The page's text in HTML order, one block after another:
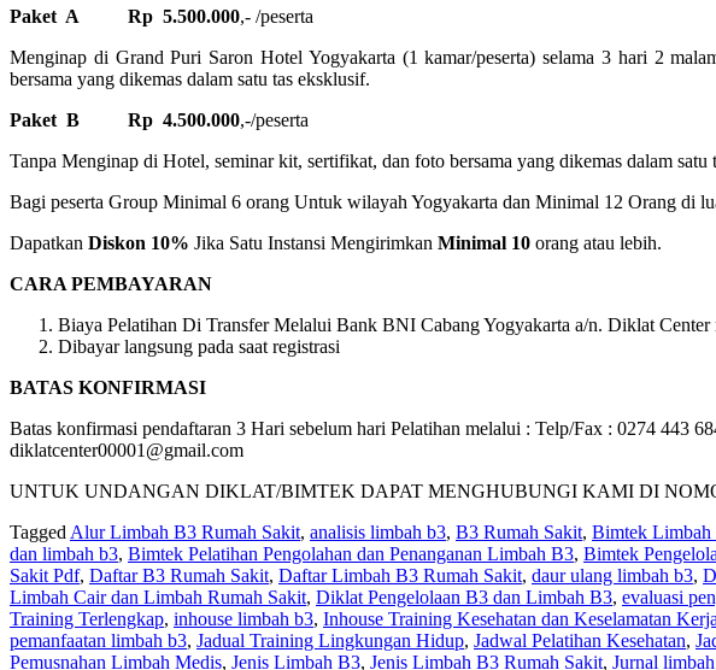
Paket A Rp 5.500.000,- /peserta
Menginap di Grand Puri Saron Hotel Yogyakarta (1 kamar/peserta) selama 3 hari 2
bersama yang dikemas dalam satu tas eksklusif.
Paket B Rp 4.500.000,-/peserta
Tanpa Menginap di Hotel, seminar kit, sertifikat, dan foto bersama yang dikemas dalam
Bagi peserta Group Minimal 6 orang Untuk wilayah Yogyakarta dan Minimal 12 Orang di
Dapatkan Diskon 10% Jika Satu Instansi Mengirimkan Minimal 10 orang atau lebih.
CARA PEMBAYARAN
Biaya Pelatihan Di Transfer Melalui Bank BNI Cabang Yogyakarta a/n. Diklat Center
Dibayar langsung pada saat registrasi
BATAS KONFIRMASI
Batas konfirmasi pendaftaran 3 Hari sebelum hari Pelatihan melalui : Telp/Fax : 0274 443
diklatcenter00001@gmail.com
UNTUK UNDANGAN DIKLAT/BIMTEK DAPAT MENGHUBUNGI KAMI DI
Tagged Alur Limbah B3 Rumah Sakit, analisis limbah b3, B3 Rumah Sakit, Bimtek Limbah
dan limbah b3, Bimtek Pelatihan Pengolahan dan Penanganan Limbah B3, Bimtek
Sakit Pdf, Daftar B3 Rumah Sakit, Daftar Limbah B3 Rumah Sakit, daur ulang limbah b3,
Limbah Cair dan Limbah Rumah Sakit, Diklat Pengelolaan B3 dan Limbah B3, evaluasi
Training Terlengkap, inhouse limbah b3, Inhouse Training Kesehatan dan Keselamatan
pemanfaatan limbah b3, Jadual Training Lingkungan Hidup, Jadwal Pelatihan Kesehatan,
Pemusnahan Limbah Medis, Jenis Limbah B3, Jenis Limbah B3 Rumah Sakit, Jurnal